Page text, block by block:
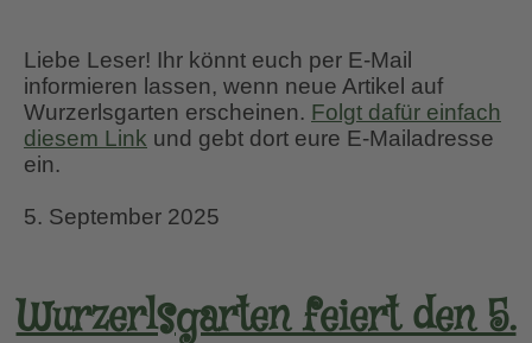
Liebe Leser! Ihr könnt euch per E-Mail
informieren lassen, wenn neue Artikel auf
Wurzerlsgarten erscheinen. Folgt dafür einfach
diesem Link und gebt dort eure E-Mailadresse
ein.
5. September 2025
Wurzerlsgarten feiert den 5.